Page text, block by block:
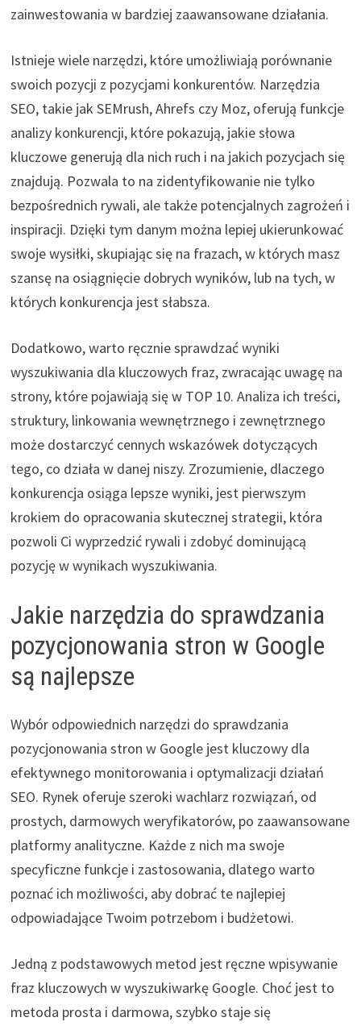
zainwestowania w bardziej zaawansowane działania.
Istnieje wiele narzędzi, które umożliwiają porównanie
swoich pozycji z pozycjami konkurentów. Narzędzia
SEO, takie jak SEMrush, Ahrefs czy Moz, oferują funkcje
analizy konkurencji, które pokazują, jakie słowa
kluczowe generują dla nich ruch i na jakich pozycjach się
znajdują. Pozwala to na zidentyfikowanie nie tylko
bezpośrednich rywali, ale także potencjalnych zagrożeń i
inspiracji. Dzięki tym danym można lepiej ukierunkować
swoje wysiłki, skupiając się na frazach, w których masz
szansę na osiągnięcie dobrych wyników, lub na tych, w
których konkurencja jest słabsza.
Dodatkowo, warto ręcznie sprawdzać wyniki
wyszukiwania dla kluczowych fraz, zwracając uwagę na
strony, które pojawiają się w TOP 10. Analiza ich treści,
struktury, linkowania wewnętrznego i zewnętrznego
może dostarczyć cennych wskazówek dotyczących
tego, co działa w danej niszy. Zrozumienie, dlaczego
konkurencja osiąga lepsze wyniki, jest pierwszym
krokiem do opracowania skutecznej strategii, która
pozwoli Ci wyprzedzić rywali i zdobyć dominującą
pozycję w wynikach wyszukiwania.
Jakie narzędzia do sprawdzania
pozycjonowania stron w Google
są najlepsze
Wybór odpowiednich narzędzi do sprawdzania
pozycjonowania stron w Google jest kluczowy dla
efektywnego monitorowania i optymalizacji działań
SEO. Rynek oferuje szeroki wachlarz rozwiązań, od
prostych, darmowych weryfikatorów, po zaawansowane
platformy analityczne. Każde z nich ma swoje
specyficzne funkcje i zastosowania, dlatego warto
poznać ich możliwości, aby dobrać te najlepiej
odpowiadające Twoim potrzebom i budżetowi.
Jedną z podstawowych metod jest ręczne wpisywanie
fraz kluczowych w wyszukiwarkę Google. Choć jest to
metoda prosta i darmowa, szybko staje się